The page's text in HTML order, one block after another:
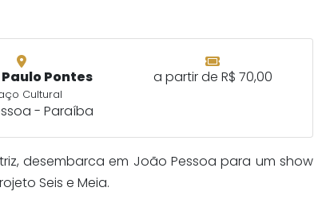
Pontes
Cultural
- Paraíba
a partir de R$ 70,00
desembarca em João Pessoa para um show
Seis e Meia.